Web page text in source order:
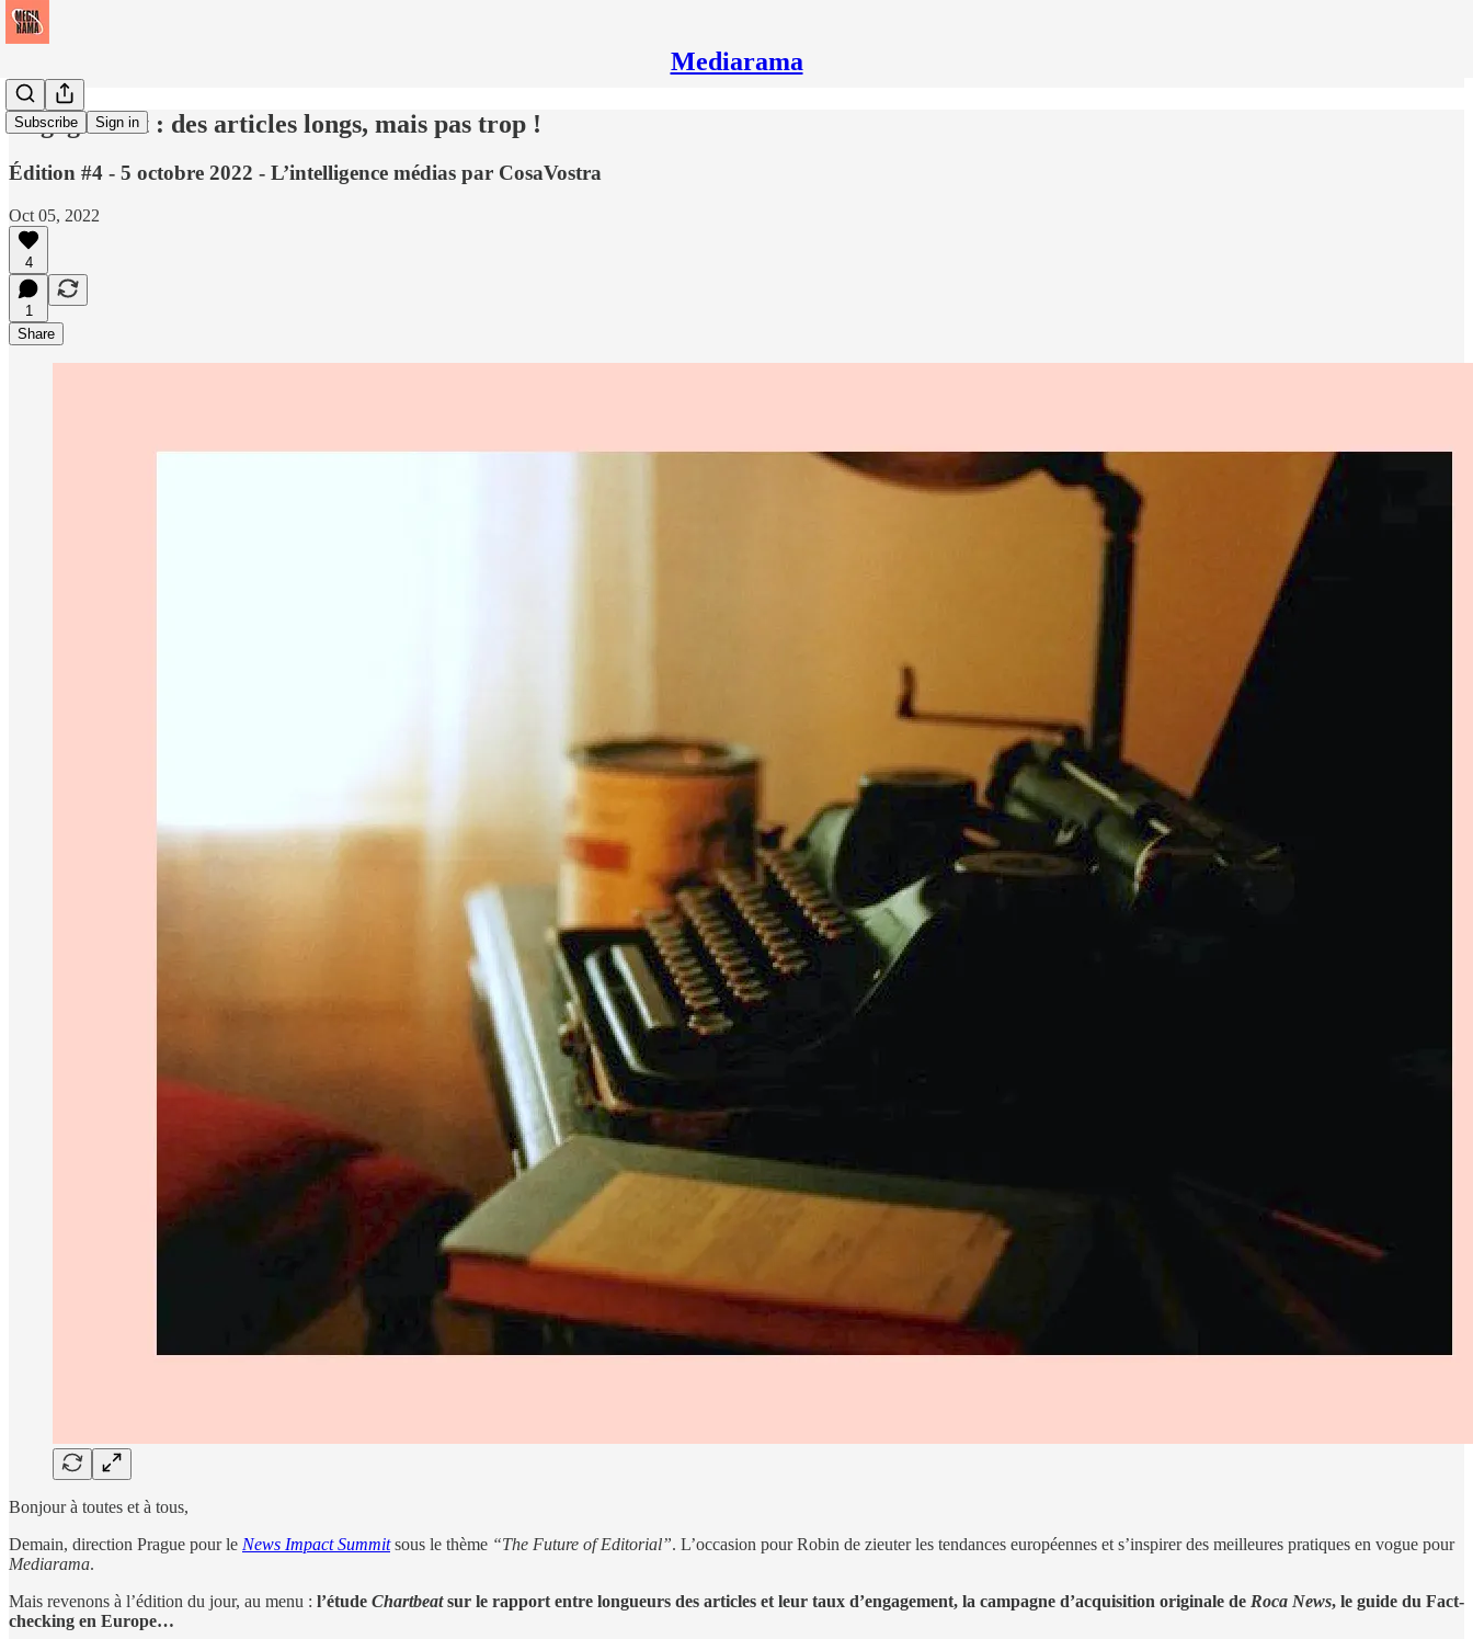
Mediarama
Subscribe Sign in
Engagement : des articles longs, mais pas trop !
Édition #4 - 5 octobre 2022 - L’intelligence médias par CosaVostra
Oct 05, 2022
4
1
Share
Bonjour à toutes et à tous,
Demain, direction Prague pour le News Impact Summitsous le thème “The Future of Editorial”. L’occasion pour Robin de zieuter les tendances européennes et s’inspirer des meilleures pratiques en vogue pour
Mediarama.
Mais revenons à l’édition du jour, au menu : l’étude Chartbeatsur le rapport entre longueurs des articles et leur taux d’engagement, la campagne d’acquisition originale de Roca News, le guide du Fact-
checking en Europe…